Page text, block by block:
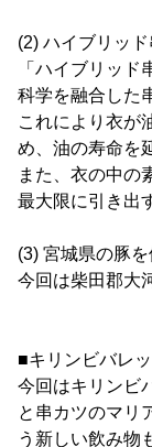
(2) ハイブリッ
「ハイブリッ
科学を融合した
これにより衣が
め、油の寿命を
また、衣の中の
最大限に引き出
(3) 宮城県の豚
今回は柴田郡大
■キリンビバレ
今回はキリンビ
と串カツのマリ
う新しい飲み物